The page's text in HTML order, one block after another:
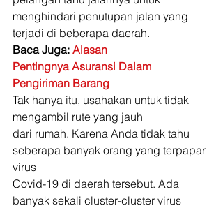
menghindari penutupan jalan yang
terjadi di beberapa daerah.
Baca Juga: Alasan
Pentingnya Asuransi Dalam
Pengiriman Barang
Tak hanya itu, usahakan untuk tidak
mengambil rute yang jauh
dari rumah. Karena Anda tidak tahu
seberapa banyak orang yang terpapar
virus
Covid-19 di daerah tersebut. Ada
banyak sekali cluster-cluster virus